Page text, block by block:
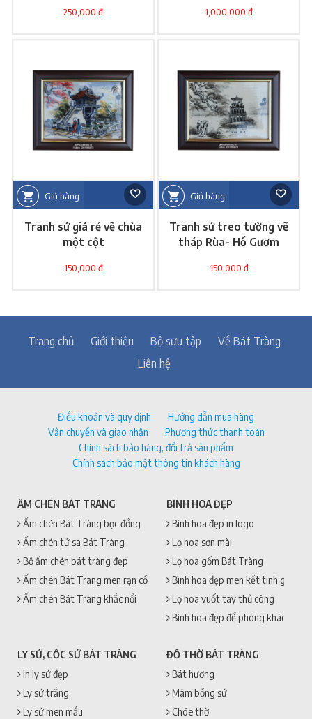
250,000 đ 1,000,000 đ
Giỏ hàng
Tranh sứ giá rẻ vẽ chùa
một cột
150,000 đ
Giỏ hàng
Tranh sứ treo tường vẽ
tháp Rùa- Hồ Gươm
150,000 đ
Trang chủ Giới thiệu Bộ sưu tập
Về Bát Tràng
Liên hệ
Điều khoản và quy định
Hướng dẫn mua hàng
Vận chuyển và giao nhận
Phương thức thanh toán
Chính sách bảo hàng, đổi trả sản phẩm
Chính sách bảo mật thông tin khách hàng
ẤM CHÉN BÁT TRÀNG
Ấm chén Bát Tràng bọc đồng
Ấm chén tử sa Bát Tràng
Bộ ấm chén bát tràng đẹp
Ấm chén Bát Tràng men rạn cổ
Ấm chén Bát Tràng khắc nổi
BÌNH HOA ĐẸP
Bình hoa đẹp in logo
Lọ hoa sơn mài
Lọ hoa gốm Bát Tràng
Bình hoa đẹp men kết tinh gốm
Lọ hoa vuốt tay thủ công
Bình hoa đẹp để phòng khách
LY SỨ, CỐC SỨ BÁT TRÀNG
In ly sứ đẹp
Ly sứ trắng
Ly sứ men mầu
ĐỒ THỜ BÁT TRÀNG
Bát hương
Mâm bồng sứ
Chóe thờ